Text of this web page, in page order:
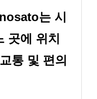
는 시
곳에 위치
통 및 편의